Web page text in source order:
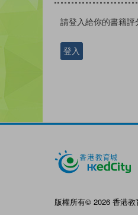
請登入給你的書籍評
登入
版權所有© 2026 香港教